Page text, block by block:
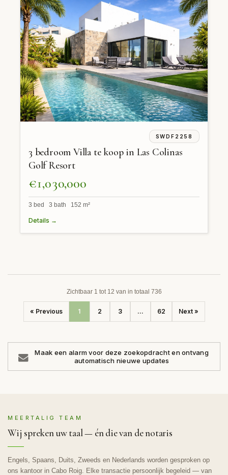
SWDF2258
3 bedroom Villa te koop in Las Colinas
Golf Resort
€1,030,000
3 bed 3 bath 152 m²
Details →
Zichtbaar 1 tot 12 van in totaal 736
« Previous 1 2 3 ... 62 Next »
Maak een alarm voor deze zoekopdracht en ontvang
automatisch nieuwe updates
MEERTALIG TEAM
Wij spreken uw taal — én die van de notaris
Engels, Spaans, Duits, Zweeds en Nederlands worden gesproken op
ons kantoor in Cabo Roig. Elke transactie persoonlijk begeleid — van